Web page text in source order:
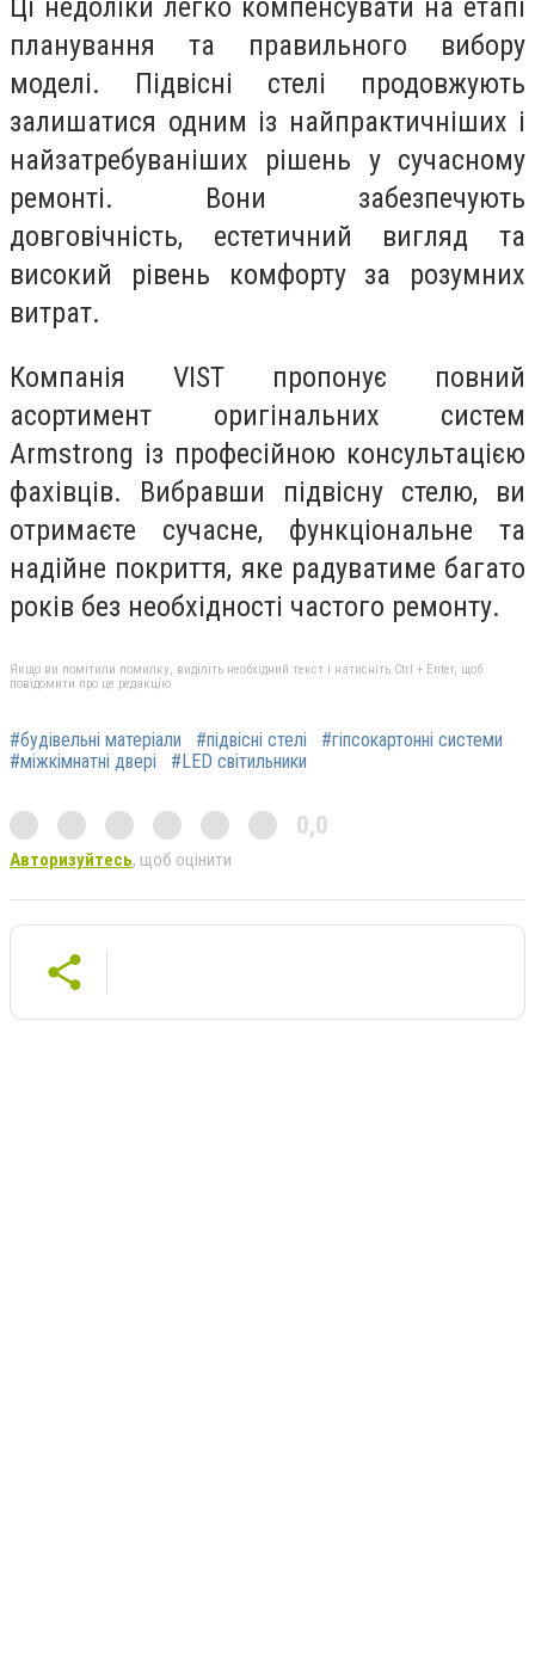
Ці недоліки легко компенсувати на етапі
планування та правильного вибору
моделі. Підвісні стелі продовжують
залишатися одним із найпрактичніших і
найзатребуваніших рішень у сучасному
ремонті. Вони забезпечують
довговічність, естетичний вигляд та
високий рівень комфорту за розумних
витрат.
Компанія VIST пропонує повний
асортимент оригінальних систем
Armstrong із професійною консультацією
фахівців. Вибравши підвісну стелю, ви
отримаєте сучасне, функціональне та
надійне покриття, яке радуватиме багато
років без необхідності частого ремонту.
Якщо ви помітили помилку, виділіть необхідний текст і натисніть Ctrl + Enter, щоб
повідомити про це редакцію
#будівельні матеріали #підвісні стелі
#гіпсокартонні системи
#міжкімнатні двері
#LED світильники
0,0
Авторизуйтесь, щоб оцінити